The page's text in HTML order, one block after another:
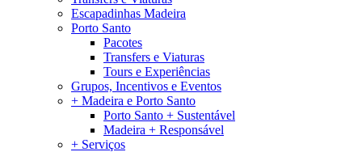
Escapadinhas Madeira
Porto Santo
Pacotes
Transfers e Viaturas
Tours e Experiências
Grupos, Incentivos e Eventos
+ Madeira e Porto Santo
Porto Santo + Sustentável
Madeira + Responsável
+ Serviços